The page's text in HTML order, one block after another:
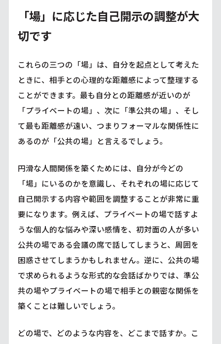
「場」に応じた自己開示の調整が大
切です
これらの三つの「場」は、自分を起点として考えた
ときに、相手との心理的な距離感によって整理する
ことができます。最も自分との距離感が近いのが
「プライベートの場」、次に「準公共の場」、そし
て最も距離感が遠い、つまりフォーマルな関係性に
あるのが「公共の場」と言えるでしょう。
円滑な人間関係を築くためには、自分が今どの
「場」にいるのかを意識し、それぞれの場に応じて
自己開示する内容や範囲を調整することが非常に重
要になります。例えば、プライベートの場で話すよ
うな個人的な悩みや深い感情を、初対面の人が多い
公共の場である会議の席で話してしまうと、周囲を
困惑させてしまうかもしれません。逆に、公共の場
で求められるような形式的な会話ばかりでは、準公
共の場やプライベートの場で相手との親密な関係を
築くことは難しいでしょう。
どの場で、どのような内容を、どこまで話すか。こ